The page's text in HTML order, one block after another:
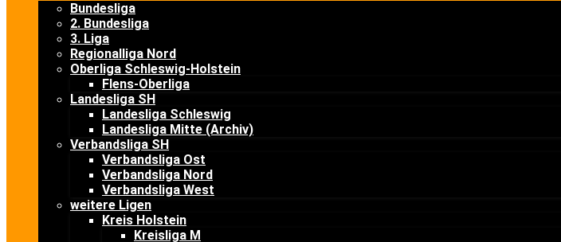
Bundesliga
2. Bundesliga
3. Liga
Regionalliga Nord
Oberliga Schleswig-Holstein
Flens-Oberliga
Landesliga SH
Landesliga Schleswig
Landesliga Mitte (Archiv)
Verbandsliga SH
Verbandsliga Ost
Verbandsliga Nord
Verbandsliga West
weitere Ligen
Kreis Holstein
Kreisliga M